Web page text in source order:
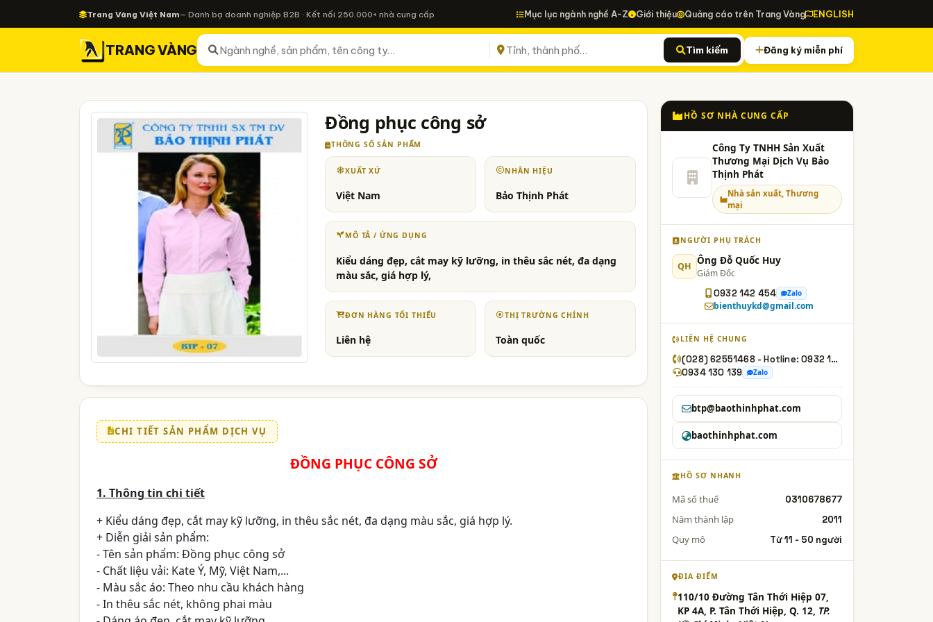
Trang Vàng Việt Nam— Danh bạ doanh nghiệp B2B · Kết nối 250.000+ nhà cung cấp Mục lục ngành nghề A-Z Giới thiệu Quảng cáo trên Trang Vàng ENGLISH
TRANG VÀNG Tìm kiếm Đăng ký miễn phí
Đồng phục công sở
THÔNG SỐ SẢN PHẨM
XUẤT XỨ
Việt Nam
NHÃN HIỆU
Bảo Thịnh Phát
MÔ TẢ / ỨNG DỤNG
Kiểu dáng đẹp, cắt may kỹ lưỡng, in thêu sắc nét, đa dạng
màu sắc, giá hợp lý,
ĐƠN HÀNG TỐI THIỂU
Liên hệ
THỊ TRƯỜNG CHÍNH
Toàn quốc
CHI TIẾT SẢN PHẨM DỊCH VỤ
ĐỒNG PHỤC CÔNG SỞ
1. Thông tin chi tiết
+ Kiểu dáng đẹp, cắt may kỹ lưỡng, in thêu sắc nét, đa dạng màu sắc, giá hợp lý.
+ Diễn giải sản phẩm:
- Tên sản phẩm: Đồng phục công sở
- Chất liệu vải: Kate Ý, Mỹ, Việt Nam,...
- Màu sắc áo: Theo nhu cầu khách hàng
- In thêu sắc nét, không phai màu
HỒ SƠ NHÀ CUNG CẤP
Công Ty TNHH Sản Xuất
Thương Mại Dịch Vụ Bảo
Thịnh Phát
Nhà sản xuất, Thương
mại
NGƯỜI PHỤ TRÁCH
QH Ông Đỗ Quốc Huy
Giám Đốc
0932 142 454
Zalo
bienthuykd@gmail.com
LIÊN HỆ CHUNG
(028) 62551468 - Hotline: 0932 14 24 54
0934 130 139
Zalo
btp@baothinhphat.com
baothinhphat.com
HỒ SƠ NHANH
Mã số thuế 0310678677
Năm thành lập 2011
Quy mô Từ 11 - 50 người
ĐỊA ĐIỂM
110/10 Đường Tân Thới Hiệp 07,
KP 4A, P. Tân Thới Hiệp, Q. 12, TP.